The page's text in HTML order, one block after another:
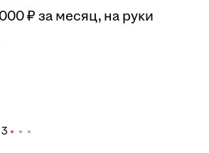
₽ за месяц, на руки
3